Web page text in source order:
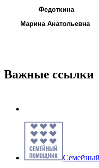
Федоткина
Марина Анатольевна
Важные ссылки